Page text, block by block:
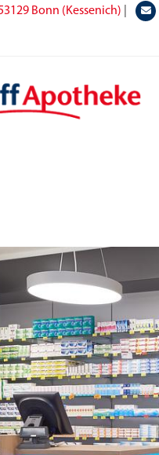
Bonn (Kessenich)